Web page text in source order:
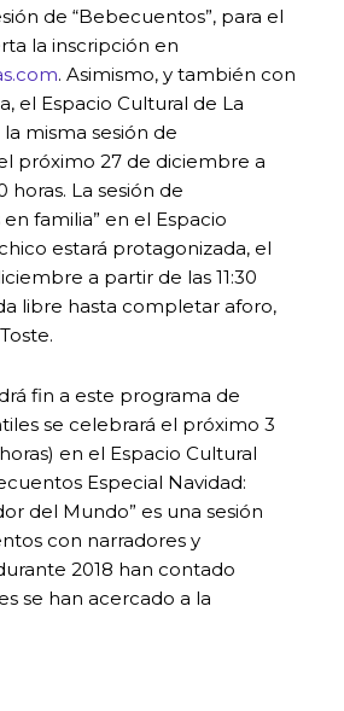
de “Bebecuentos”, para el
la inscripción en
. Asimismo, y también con
el Espacio Cultural de La
misma sesión de
próximo 27 de diciembre a
horas. La sesión de
familia” en el Espacio
estará protagonizada, el
a partir de las 11:30
libre hasta completar aforo,
fin a este programa de
se celebrará el próximo 3
en el Espacio Cultural
Especial Navidad:
del Mundo” es una sesión
con narradores y
2018 han contado
se han acercado a la